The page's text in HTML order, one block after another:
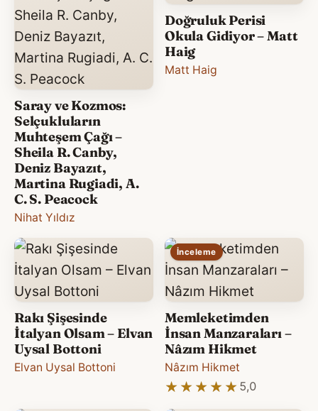
Saray ve Kozmos:
Selçukluların
Muhteşem Çağı –
Sheila R. Canby,
Deniz Bayazıt,
Martina Rugiadi, A.
C. S. Peacock
Nihat Yıldız
Doğruluk Perisi
Okula Gidiyor – Matt
Haig
Matt Haig
Rakı Şişesinde
İtalyan Olsam – Elvan
Uysal Bottoni
Elvan Uysal Bottoni
İnceleme
Memleketimden
İnsan Manzaraları –
Nâzım Hikmet
Nâzım Hikmet
★★★★★
★★★★★ 5,0